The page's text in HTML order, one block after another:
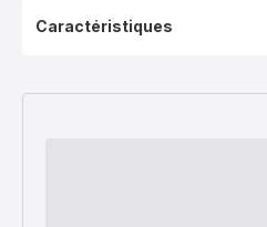
Caractéristiques